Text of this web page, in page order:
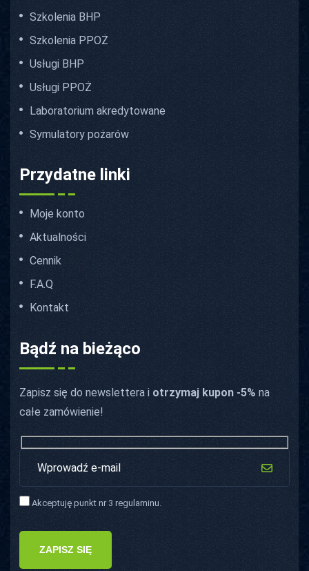
Szkolenia BHP
Szkolenia PPOŻ
Usługi BHP
Usługi PPOŻ
Laboratorium akredytowane
Symulatory pożarów
Przydatne linki
Moje konto
Aktualności
Cennik
F.A.Q
Kontakt
Bądź na bieżąco
Zapisz się do newslettera i otrzymaj kupon -5% na
całe zamówienie!
Akceptuję punkt nr 3 regulaminu.
ZAPISZ SIĘ